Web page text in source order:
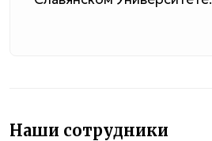
Наши сотрудники